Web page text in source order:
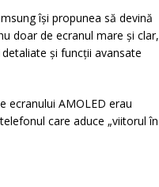
își propunea să devină
doar de ecranul mare și clar,
și funcții avansate
ecranului AMOLED erau
care aduce „viitorul în